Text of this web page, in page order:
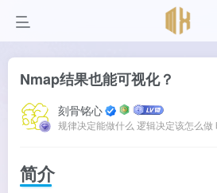
Nmap结果也能可视化？
刻骨铭心
简介